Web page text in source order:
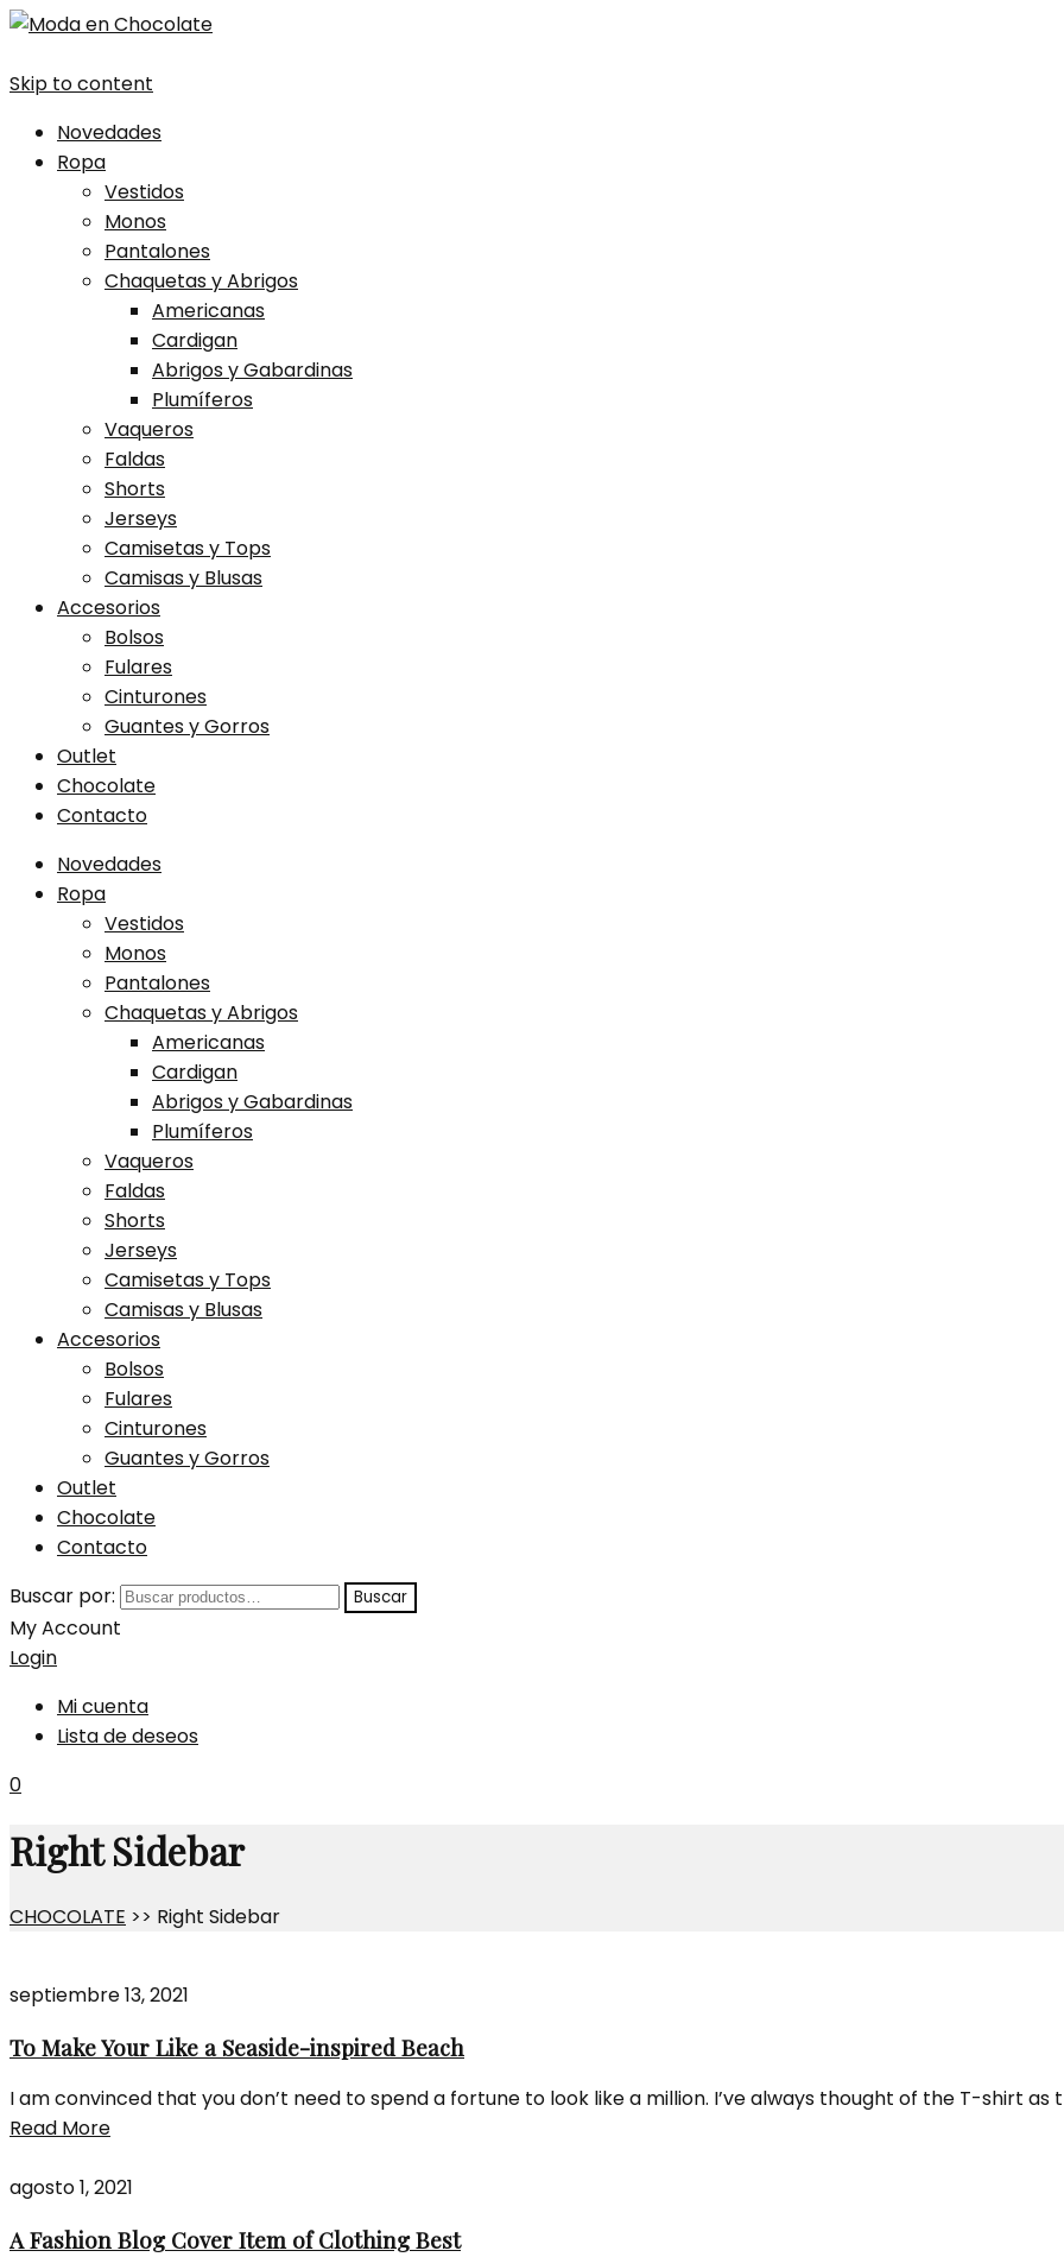
Skip to content
Novedades
Ropa
Vestidos
Monos
Pantalones
Chaquetas y Abrigos
Americanas
Cardigan
Abrigos y Gabardinas
Plumíferos
Vaqueros
Faldas
Shorts
Jerseys
Camisetas y Tops
Camisas y Blusas
Accesorios
Bolsos
Fulares
Cinturones
Guantes y Gorros
Outlet
Chocolate
Contacto
Novedades
Ropa
Vestidos
Monos
Pantalones
Chaquetas y Abrigos
Americanas
Cardigan
Abrigos y Gabardinas
Plumíferos
Vaqueros
Faldas
Shorts
Jerseys
Camisetas y Tops
Camisas y Blusas
Accesorios
Bolsos
Fulares
Cinturones
Guantes y Gorros
Outlet
Chocolate
Contacto
Buscar por:
Buscar
My Account
Login
Mi cuenta
Lista de deseos
0
Right Sidebar
CHOCOLATE >> Right Sidebar
septiembre 13, 2021
To Make Your Like a Seaside-inspired Beach
I am convinced that you don’t need to spend a fortune to look like a million. I’ve always thought of the T-shirt as
Read More
agosto 1, 2021
A Fashion Blog Cover Item of Clothing Best